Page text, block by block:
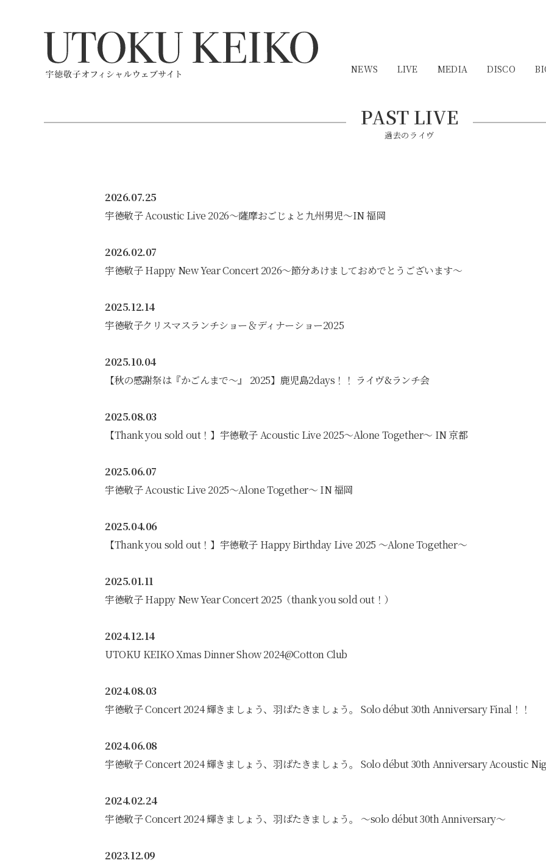
NEWS LIVE MEDIA DISCO
PAST LIVE
過去のライヴ
2026.07.25
宇徳敬子 Acoustic Live 2026〜薩摩おごじょと九州男児〜IN 福岡
2026.02.07
宇徳敬子 Happy New Year Concert 2026〜節分あけましておめでとうございます〜
2025.12.14
宇徳敬子クリスマスランチショー＆ディナーショー2025
2025.10.04
【秋の感謝祭は『かごんまで〜』 2025】鹿児島2days！！ ライヴ&ランチ会
2025.08.03
【Thank you sold out！】宇徳敬子 Acoustic Live 2025〜Alone Together〜 IN 京都
2025.06.07
宇徳敬子 Acoustic Live 2025〜Alone Together〜 IN 福岡
2025.04.06
【Thank you sold out！】宇徳敬子 Happy Birthday Live 2025 〜Alone Together〜
2025.01.11
宇徳敬子 Happy New Year Concert 2025（thank you sold out！）
2024.12.14
UTOKU KEIKO Xmas Dinner Show 2024@Cotton Club
2024.08.03
宇徳敬子 Concert 2024 輝きましょう、羽ばたきましょう。 Solo début 30th Anniversary Final！！
2024.06.08
宇徳敬子 Concert 2024 輝きましょう、羽ばたきましょう。 Solo début 30th Anniversary Acoustic
2024.02.24
宇徳敬子 Concert 2024 輝きましょう、羽ばたきましょう。 〜solo début 30th Anniversary〜
2023.12.09